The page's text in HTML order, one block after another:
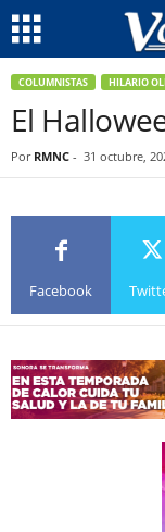
COLUMNISTAS HILARIO
El
Por RMNC - 31 octubre,
Facebook